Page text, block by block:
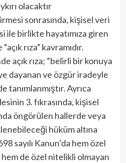
olacaktır
sonrasında, kişisel veri
ile birlikte hayatımıza giren
rıza” kavramıdır.
açık rıza; “belirli bir konuya
dayanan ve özgür iradeyle
tanımlanmıştır. Ayrıca
3. fıkrasında, kişisel
öngörülen hallerde veya
hüküm altına
sayılı Kanun’da hem özel
de özel nitelikli olmayan